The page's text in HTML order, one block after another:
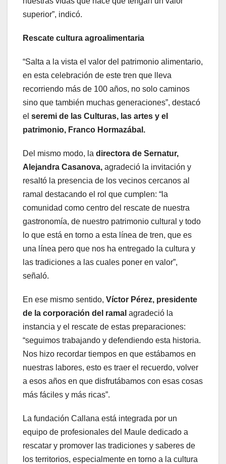
superior”, indicó.
Rescate cultura agroalimentaria
“Salta a la vista el valor del patrimonio alimentario,
en esta celebración de este tren que lleva
recorriendo más de 100 años, no solo caminos
sino que también muchas generaciones”, destacó
el seremi de las Culturas, las artes y el
patrimonio, Franco Hormazábal.
Del mismo modo, la directora de Sernatur,
Alejandra Casanova, agradeció la invitación y
resaltó la presencia de los vecinos cercanos al
ramal destacando el rol que cumplen: “la
comunidad como centro del rescate de nuestra
gastronomía, de nuestro patrimonio cultural y todo
lo que está en torno a esta línea de tren, que es
una línea pero que nos ha entregado la cultura y
las tradiciones a las cuales poner en valor”,
señaló.
En ese mismo sentido, Víctor Pérez, presidente
de la corporación del ramal agradeció la
instancia y el rescate de estas preparaciones:
“seguimos trabajando y defendiendo esta historia.
Nos hizo recordar tiempos en que estábamos en
nuestras labores, esto es traer el recuerdo, volver
a esos años en que disfrutábamos con esas cosas
más fáciles y más ricas”.
La fundación Callana está integrada por un
equipo de profesionales del Maule dedicado a
rescatar y promover las tradiciones y saberes de
los territorios, especialmente en torno a la cultura